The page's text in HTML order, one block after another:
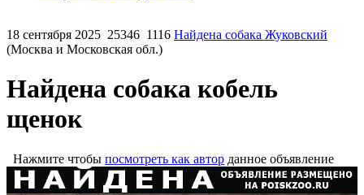
18 сентября 2025 25346 1116 Найдена собака Жуковский
(Москва и Московская обл.)
Найдена собака кобель
щенок
Нажмите чтобы посмотреть как автор данное объявление